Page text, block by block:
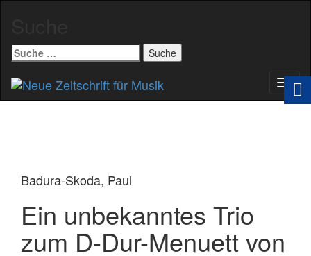
Suche
nach:
Badura-Skoda, Paul
Ein unbekanntes Trio
zum D-Dur-Menuett von